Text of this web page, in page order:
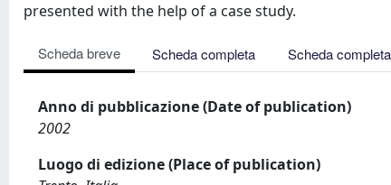
presented with the help of a case study.
Scheda breve Scheda completa Scheda
Anno di pubblicazione (Date of publication)
2002
Luogo di edizione (Place of publication)